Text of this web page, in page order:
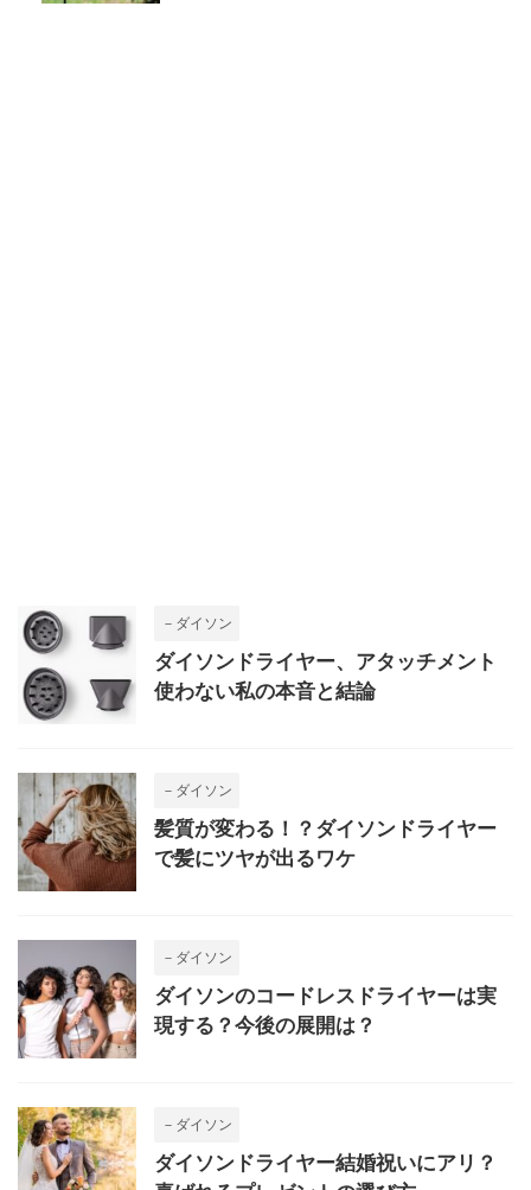
－ダイソン
ダイソンドライヤー、アタッチメント
使わない私の本音と結論
－ダイソン
髪質が変わる！？ダイソンドライヤー
で髪にツヤが出るワケ
－ダイソン
ダイソンのコードレスドライヤーは実
現する？今後の展開は？
－ダイソン
ダイソンドライヤー結婚祝いにアリ？